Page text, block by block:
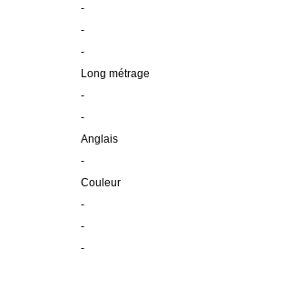
-
-
-
Long métrage
-
-
Anglais
-
Couleur
-
-
-